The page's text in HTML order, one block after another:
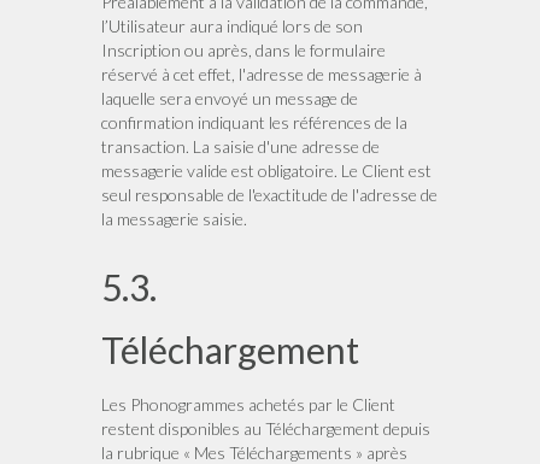
l’Utilisateur aura indiqué lors de son
Inscription ou après, dans le formulaire
réservé à cet effet, l'adresse de messagerie à
laquelle sera envoyé un message de
confirmation indiquant les références de la
transaction. La saisie d'une adresse de
messagerie valide est obligatoire. Le Client est
seul responsable de l'exactitude de l'adresse de
la messagerie saisie.
5.3.
Téléchargement
Les Phonogrammes achetés par le Client
restent disponibles au Téléchargement depuis
la rubrique « Mes Téléchargements » après